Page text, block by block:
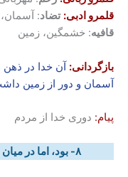
قلمرو ادبی: تضاد:
قافیه: خشمگین، زمین
بازگردانی: آن خدا در
آسمان و دور از زمین
پیام: دوری خدا از مردم
۸- بود، اما در میان ما نبود / مهربان و ساده و زیبا نبود